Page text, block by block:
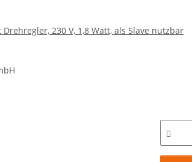
230 V, 1,8 Watt, als Slave nutzbar